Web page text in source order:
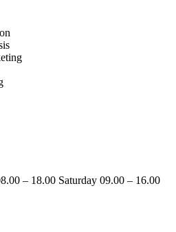
– 18.00 Saturday 09.00 – 16.00